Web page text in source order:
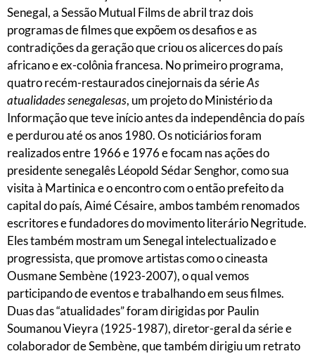
Senegal, a Sessão Mutual Films de abril traz dois
programas de filmes que expõem os desafios e as
contradições da geração que criou os alicerces do país
africano e ex-colônia francesa. No primeiro programa,
quatro recém-restaurados cinejornais da sérieAs
atualidades senegalesas, um projeto do Ministério da
Informação que teve início antes da independência do país
e perdurou até os anos 1980. Os noticiários foram
realizados entre 1966 e 1976 e focam nas ações do
presidente senegalês Léopold Sédar Senghor, como sua
visita à Martinica e o encontro com o então prefeito da
capital do país, Aimé Césaire, ambos também renomados
escritores e fundadores do movimento literário Negritude.
Eles também mostram um Senegal intelectualizado e
progressista, que promove artistas como o cineasta
Ousmane Sembène (1923-2007), o qual vemos
participando de eventos e trabalhando em seus filmes.
Duas das “atualidades” foram dirigidas por Paulin
Soumanou Vieyra (1925-1987), diretor-geral da série e
colaborador de Sembène, que também dirigiu um retrato